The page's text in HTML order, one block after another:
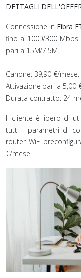
DETTAGLI
Connessione in Fibra
fino a 1000/300 Mbps
pari a 15M/7.5M.
Canone: 39,90 €/mese.
Attivazione pari a 5,00
Durata contratto: 24
Il cliente è libero di
tutti i parametri di
router WiFi
€/mese.